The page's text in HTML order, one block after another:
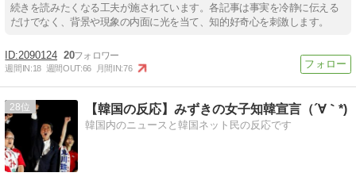
続きを読みたくなる工夫が施されています。各記事は事実を冷静に伝える
だけでなく、背景や現象の内面に光を当て、知的好奇心を刺激します。
2090124 20
週間IN:18 週間OUT:66 月間IN:76
28 【韓国の反応】みずきの女子知韓宣言（´∀｀*)
韓国内のニュースと韓国ネット民の反応です